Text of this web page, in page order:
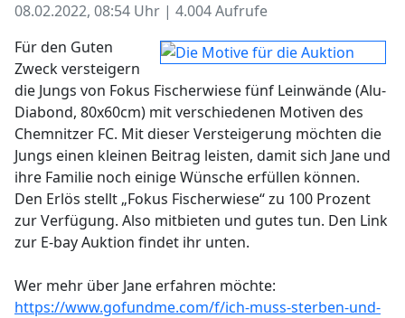
08.02.2022, 08:54 Uhr | 4.004 Aufrufe
Für den Guten
Zweck versteigern
die Jungs von Fokus Fischerwiese fünf Leinwände (Alu-
Diabond, 80x60cm) mit verschiedenen Motiven des
Chemnitzer FC. Mit dieser Versteigerung möchten die
Jungs einen kleinen Beitrag leisten, damit sich Jane und
ihre Familie noch einige Wünsche erfüllen können.
Den Erlös stellt „Fokus Fischerwiese“ zu 100 Prozent
zur Verfügung. Also mitbieten und gutes tun. Den Link
zur E-bay Auktion findet ihr unten.
Wer mehr über Jane erfahren möchte:
https://www.gofundme.com/f/ich-muss-sterben-und-